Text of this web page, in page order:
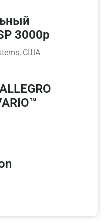
3000p
США